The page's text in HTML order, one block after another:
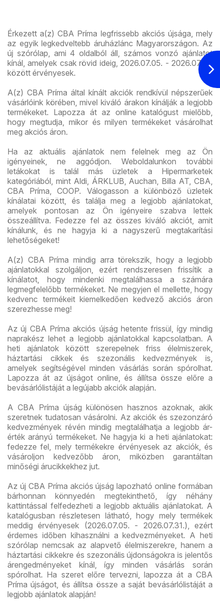
Érkezett a(z) CBA Príma legfrissebb akciós újsága, mely
az egyik legkedveltebb áruházlánc Magyarországon. Az
új szórólap, ami 4 oldalból áll, számos vonzó ajánlatot
kínál, amelyek csak rövid ideig, 2026.07.05. - 2026.07.31.
között érvényesek.
A(z) CBA Príma által kínált akciók rendkívül népszerűek
vásárlóink körében, mivel kiváló árakon kínálják a legjobb
termékeket. Lapozza át az online katalógust mielőbb,
hogy megtudja, mikor és milyen termékeket vásárolhat
meg akciós áron.
Ha az aktuális ajánlatok nem felelnek meg az Ön
igényeinek, ne aggódjon. Weboldalunkon további
letákokat is talál más üzletek a Hipermarketek
kategóriából, mint Aldi, ÁRKLUB, Auchan, Billa AT, CBA,
CBA Príma, COOP. Válogasson a különböző üzletek
kínálatai között, és találja meg a legjobb ajánlatokat,
amelyek pontosan az Ön igényeire szabva lettek
összeállítva. Fedezze fel az összes kiváló akciót, amit
kínálunk, és ne hagyja ki a nagyszerű megtakarítási
lehetőségeket!
A(z) CBA Príma mindig arra törekszik, hogy a legjobb
ajánlatokkal szolgáljon, ezért rendszeresen frissítik a
kínálatot, hogy mindenki megtalálhassa a számára
legmegfelelőbb termékeket. Ne megyjen el mellette, hogy
kedvenc termékeit kiemelkedően kedvező akciós áron
szerezhesse meg!
Az új CBA Príma akciós újság hetente frissül, így mindig
naprakész lehet a legjobb ajánlatokkal kapcsolatban. A
heti ajánlatok között szerepelnek friss élelmiszerek,
háztartási cikkek és szezonális kedvezmények is,
amelyek segítségével minden vásárlás során spórolhat.
Lapozza át az újságot online, és állítsa össze előre a
bevásárlólistáját a legújabb akciók alapján.
A CBA Príma újság különösen hasznos azoknak, akik
szeretnek tudatosan vásárolni. Az akciók és szezonzáró
kedvezmények révén mindig megtalálhatja a legjobb ár-
érték arányú termékeket. Ne hagyja ki a heti ajánlatokat:
fedezze fel, mely termékekre érvényesek az akciók, és
vásároljon kedvezőbb áron, miközben garantáltan
minőségi árucikkekhez jut.
Az új CBA Príma akciós újság lapozható online formában
bárhonnan könnyedén megtekinthető, így néhány
kattintással felfedezheti a legjobb aktuális ajánlatokat. A
katalógusban részletesen látható, hogy mely termékek
meddig érvényesek (2026.07.05. - 2026.07.31.), ezért
érdemes időben kihasználni a kedvezményeket. A heti
szórólap nemcsak az alapvető élelmiszerekre, hanem a
háztartási cikkekre és szezonális újdonságokra is jelentős
árengedményeket kínál, így minden vásárlás során
spórolhat. Ha szeret előre tervezni, lapozza át a CBA
Príma újságot, és állítsa össze a saját bevásárlólistáját a
legjobb ajánlatok alapján!